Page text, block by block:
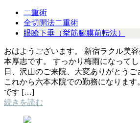
二重術
全切開法二重術
眼瞼下垂（挙筋腱膜前転法）
おはようございます。 新宿ラクル美
本厚志です。 すっかり梅雨になって
日、沢山のご来院、大変ありがとうご
これから六本木院での勤務になります
です […]
続きを読む